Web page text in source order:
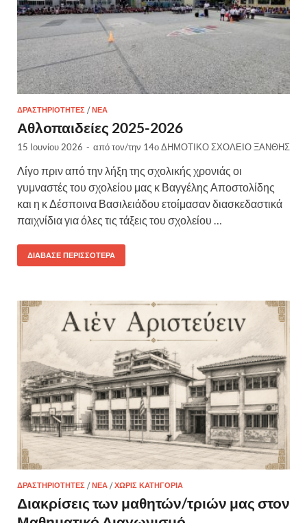
ΔΡΑΣΤΗΡΙΌΤΗΤΕΣ /ΝΈΑ
Αθλοπαιδείες 2025-2026
15 Ιουνίου 2026 - από τον/την 14ο ΔΗΜΟΤΙΚΟ ΣΧΟΛΕΙΟ ΞΑΝΘΗΣ
Λίγο πριν από την λήξη της σχολικής χρονιάς οι
γυμναστές του σχολείου μας κ Βαγγέλης Αποστολίδης
και η κ Δέσποινα Βασιλειάδου ετοίμασαν διασκεδαστικά
παιχνίδια για όλες τις τάξεις του σχολείου …
ΔΙΆΒΑΣΕ ΠΕΡΙΣΣΌΤΕΡΑ
ΔΡΑΣΤΗΡΙΌΤΗΤΕΣ /ΝΈΑ /ΧΩΡΊΣ ΚΑΤΗΓΟΡΊΑ
Διακρίσεις των μαθητών/τριών μας στον